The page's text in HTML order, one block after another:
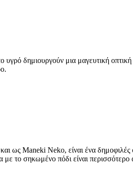
δημιουργούν μια μαγευτική οπτική
Maneki Neko, είναι ένα δημοφιλές
το σηκωμένο πόδι είναι